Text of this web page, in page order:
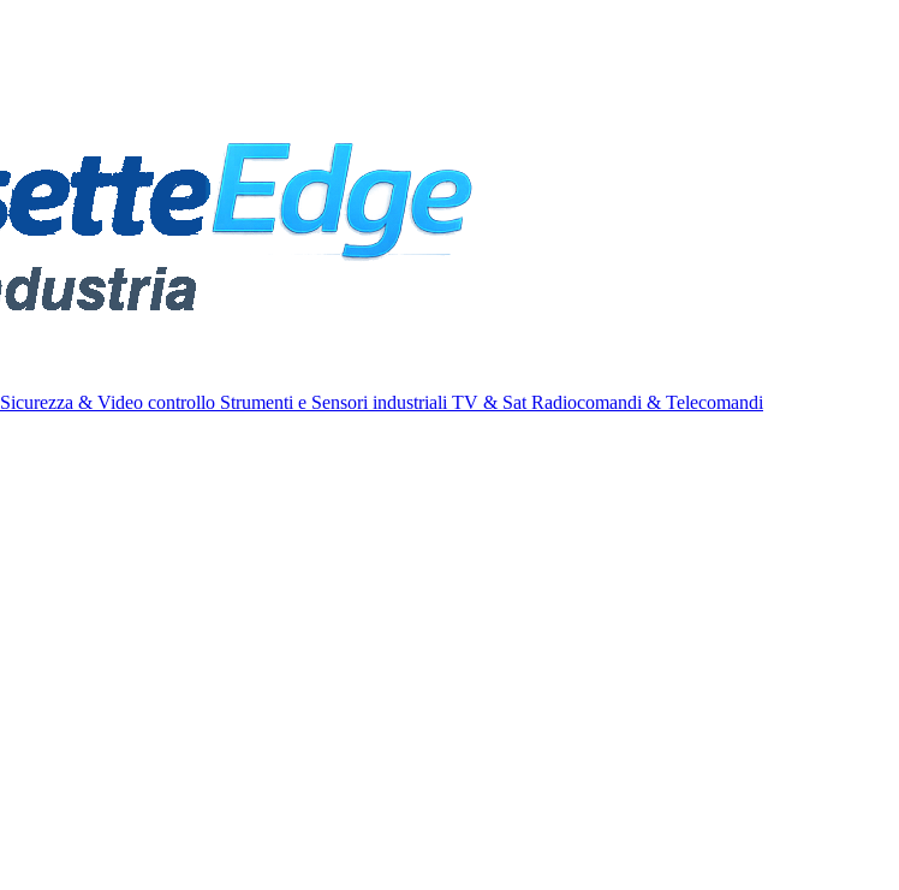
Sicurezza & Video controllo Strumenti e Sensori industriali TV & Sat Radiocomandi & Telecomandi